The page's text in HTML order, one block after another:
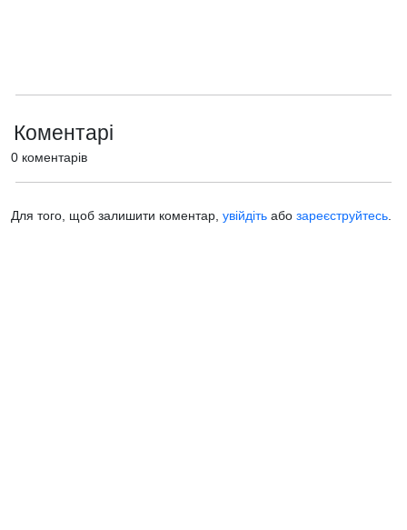
Коментарі
0 коментарів
Для того, щоб залишити коментар, увійдіть або зареєструйтесь